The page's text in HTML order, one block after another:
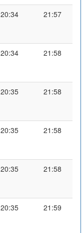
20:34 21:57
20:34 21:58
20:35 21:58
20:35 21:58
20:35 21:58
20:35 21:59